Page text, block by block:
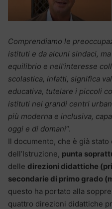
Comprendiamo le
istituti e da alcuni sindaci,
equilibrio e nell’interesse
scolastica, infatti, significa
educativa, tutelare i piccoli
istituti nei grandi centri
più moderna e inclusiva,
oggi e di domani“.
Il documento, che è già
dell’Istruzione, punta
delle direzioni didattiche
secondarie di primo grado
questo ha portato alla
quattro direzioni didattiche